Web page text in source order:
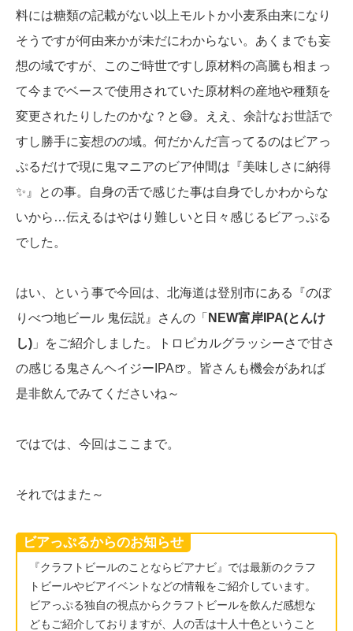
料には糖類の記載がない以上モルトか小麦系由来になり
そうですが何由来かが未だにわからない。あくまでも妄
想の域ですが、このご時世ですし原材料の高騰も相まっ
て今までベースで使用されていた原材料の産地や種類を
変更されたりしたのかな？と😅。ええ、余計なお世話で
すし勝手に妄想のの域。何だかんだ言ってるのはビアっ
ぷるだけで現に鬼マニアのビア仲間は『美味しさに納得
✨』との事。自身の舌で感じた事は自身でしかわからな
いから…伝えるはやはり難しいと日々感じるビアっぷる
でした。
はい、という事で今回は、北海道は登別市にある『のぼ
りべつ地ビール 鬼伝説』さんの「 NEW富岸IPA(とんけ
し) 」をご紹介しました。トロピカルグラッシーさで甘さ
の感じる鬼さんヘイジーIPA🍺。皆さんも機会があれば
是非飲んでみてくださいね～
ではでは、今回はここまで。
それではまた～
ビアっぷるからのお知らせ
『クラフトビールのことならビアナビ』では最新のクラフ
トビールやビアイベントなどの情報をご紹介しています。
ビアっぷる独自の視点からクラフトビールを飲んだ感想な
どもご紹介しておりますが、人の舌は十人十色ということ